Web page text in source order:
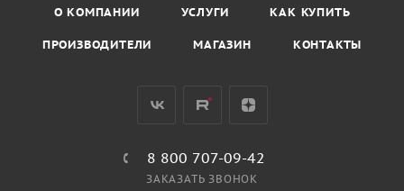
О КОМПАНИИ УСЛУГИ КАК КУПИТЬ
ПРОИЗВОДИТЕЛИ МАГАЗИН КОНТАКТЫ
8 800 707-09-42
ЗАКАЗАТЬ ЗВОНОК